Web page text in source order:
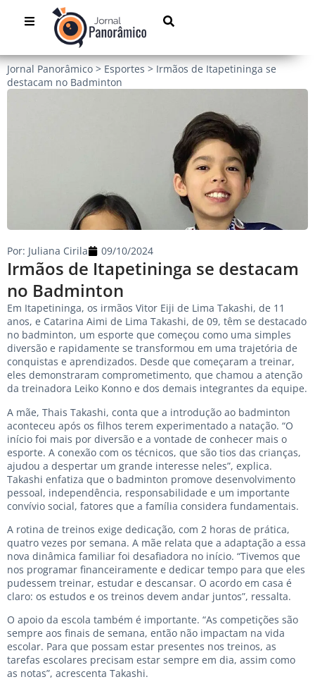
Jornal Panorâmico > Esportes > Irmãos de Itapetininga se
destacam no Badminton
Irmãos de Itapetininga se destacam
no Badminton
Por: Juliana Cirila 09/10/2024
Em Itapetininga, os irmãos Vitor Eiji de Lima Takashi, de 11
anos, e Catarina Aimi de Lima Takashi, de 09, têm se destacado
no badminton, um esporte que começou como uma simples
diversão e rapidamente se transformou em uma trajetória de
conquistas e aprendizados. Desde que começaram a treinar,
eles demonstraram comprometimento, que chamou a atenção
da treinadora Leiko Konno e dos demais integrantes da equipe.
A mãe, Thais Takashi, conta que a introdução ao badminton
aconteceu após os filhos terem experimentado a natação. “O
início foi mais por diversão e a vontade de conhecer mais o
esporte. A conexão com os técnicos, que são tios das crianças,
ajudou a despertar um grande interesse neles”, explica.
Takashi enfatiza que o badminton promove desenvolvimento
pessoal, independência, responsabilidade e um importante
convívio social, fatores que a família considera fundamentais.
A rotina de treinos exige dedicação, com 2 horas de prática,
quatro vezes por semana. A mãe relata que a adaptação a essa
nova dinâmica familiar foi desafiadora no início. “Tivemos que
nos programar financeiramente e dedicar tempo para que eles
pudessem treinar, estudar e descansar. O acordo em casa é
claro: os estudos e os treinos devem andar juntos”, ressalta.
O apoio da escola também é importante. “As competições são
sempre aos finais de semana, então não impactam na vida
escolar. Para que possam estar presentes nos treinos, as
tarefas escolares precisam estar sempre em dia, assim como
as notas”, acrescenta Takashi.